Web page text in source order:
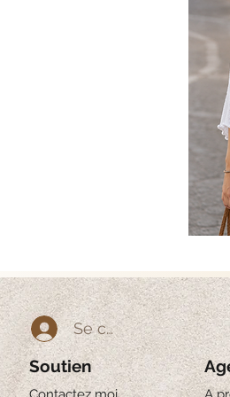
Se connecter
Soutien